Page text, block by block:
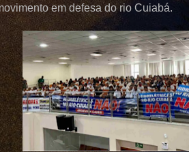
em defesa do rio Cuiabá.